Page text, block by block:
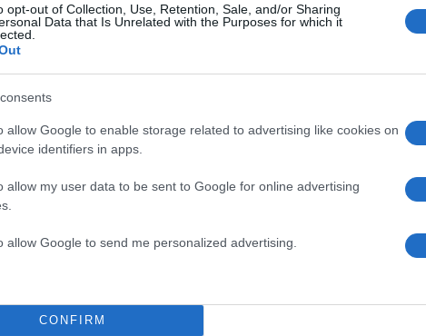
opt-out of Collection, Use, Retention, Sale, and/or Sharing
Data that Is Unrelated with the Purposes for which it
allow Google to enable storage related to advertising like cookies on
identifiers in apps.
allow my user data to be sent to Google for online advertising
allow Google to send me personalized advertising.
CONFIRM